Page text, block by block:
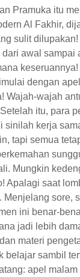
Pramuka itu
Al Fakhir,
sulit
awal sampai
dengan
Wajah-wajah
itu, para
kerja
tapi semua
Mungkin
Apalagi saat
sore,
ini benar-
jadi lebih
materi
sambil
apel